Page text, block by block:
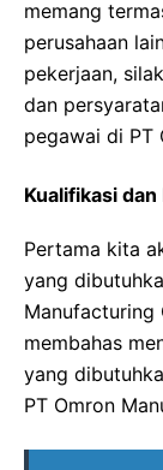
memang
perusahaan
pekerjaan,
dan
pegawai di PT
Kualifikasi
Pertama kita
yang
Manufacturing
membahas
yang
PT Omron